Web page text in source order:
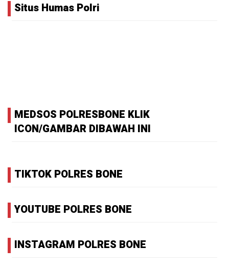
Situs Humas Polri
MEDSOS POLRESBONE KLIK
ICON/GAMBAR DIBAWAH INI
TIKTOK POLRES BONE
YOUTUBE POLRES BONE
INSTAGRAM POLRES BONE